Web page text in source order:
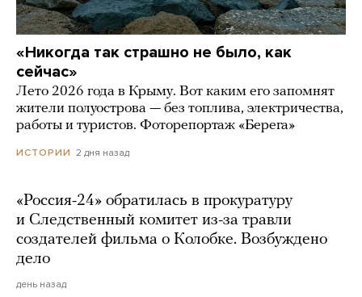
«Никогда так страшно не было, как
сейчас»
Лето 2026 года в Крыму. Вот каким его запомнят
жители полуострова — без топлива, электричества,
работы и туристов. Фоторепортаж «Берега»
ИСТОРИИ 2 дня назад
«Россия-24» обратилась в прокуратуру
и Следственный комитет из-за травли
создателей фильма о Колобке. Возбуждено
дело
день назад